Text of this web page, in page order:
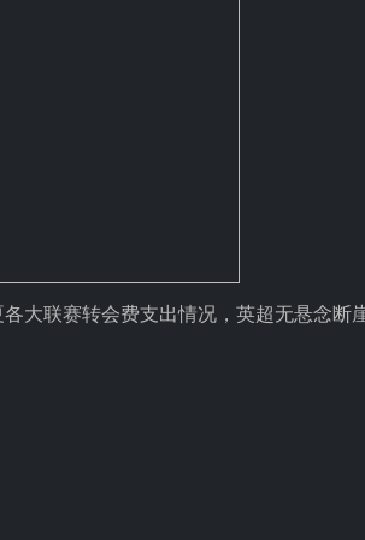
大联赛转会费支出情况，英超无悬念断